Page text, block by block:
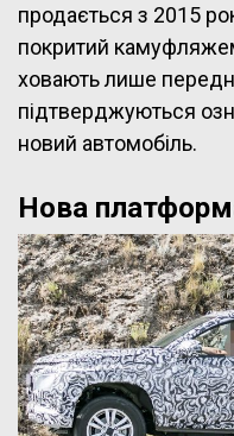
продається з 2015
покритий
ховають лише
підтверджуються
новий автомобіль.
Нова